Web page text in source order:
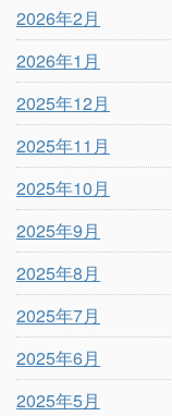
2026年2月
2026年1月
2025年12月
2025年11月
2025年10月
2025年9月
2025年8月
2025年7月
2025年6月
2025年5月